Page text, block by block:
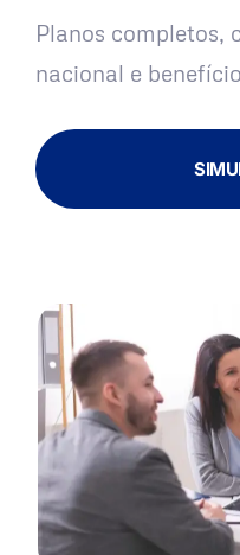
Planos completos,
nacional e